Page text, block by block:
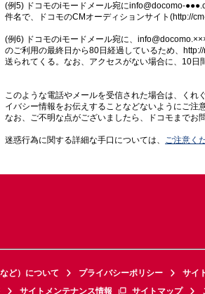
(例5) ドコモのiモードメール宛にinfo@docomo-
件名で、ドコモのCMオーディションサイト
(例6) ドコモのiモードメール宛に、
のご利用の最終日から80日経過しているため、
送られてくる。なお、アクセスがない場合に、10
このような電話やメールを受信された場合は、く
イバシー情報をお伝えすることなどないようにご注
なお、ご不明な点がございましたら、ドコモまでお
迷惑行為に関する詳細な手口については、 ご注意く
ど）について プライバシーポリシー
サイ
サイトメンテナンス情報 サイトマップ